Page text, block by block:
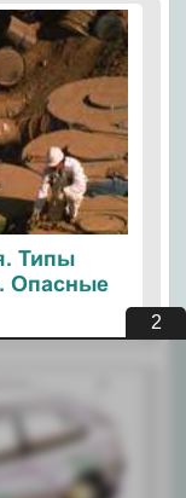
Типы
Опасные
1